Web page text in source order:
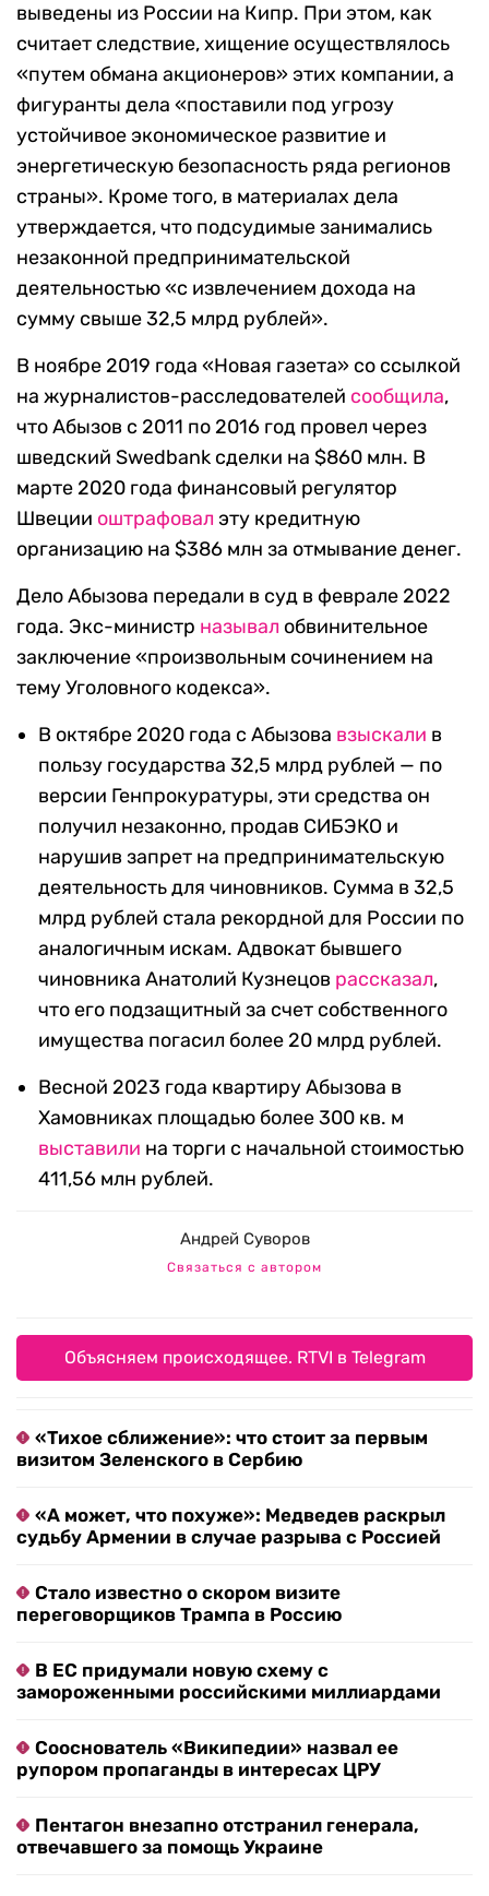
выведены из России на Кипр. При этом, как
считает следствие, хищение осуществлялось
«путем обмана акционеров» этих компании, а
фигуранты дела «поставили под угрозу
устойчивое экономическое развитие и
энергетическую безопасность ряда регионов
страны». Кроме того, в материалах дела
утверждается, что подсудимые занимались
незаконной предпринимательской
деятельностью «с извлечением дохода на
сумму свыше 32,5 млрд рублей».
В ноябре 2019 года «Новая газета» со ссылкой
на журналистов-расследователей сообщила,
что Абызов с 2011 по 2016 год провел через
шведский Swedbank сделки на $860 млн. В
марте 2020 года финансовый регулятор
Швеции оштрафовал эту кредитную
организацию на $386 млн за отмывание денег.
Дело Абызова передали в суд в феврале 2022
года. Экс-министр называл обвинительное
заключение «произвольным сочинением на
тему Уголовного кодекса».
В октябре 2020 года с Абызова взыскали в
пользу государства 32,5 млрд рублей — по
версии Генпрокуратуры, эти средства он
получил незаконно, продав СИБЭКО и
нарушив запрет на предпринимательскую
деятельность для чиновников. Сумма в 32,5
млрд рублей стала рекордной для России по
аналогичным искам. Адвокат бывшего
чиновника Анатолий Кузнецов рассказал,
что его подзащитный за счет собственного
имущества погасил более 20 млрд рублей.
Весной 2023 года квартиру Абызова в
Хамовниках площадью более 300 кв. м
выставили на торги с начальной стоимостью
411,56 млн рублей.
Андрей Суворов
Связаться с автором
Объясняем происходящее. RTVI в Telegram
«Тихое сближение»: что стоит за первым
визитом Зеленского в Сербию
«А может, что похуже»: Медведев раскрыл
судьбу Армении в случае разрыва с Россией
Стало известно о скором визите
переговорщиков Трампа в Россию
В ЕС придумали новую схему с
замороженными российскими миллиардами
Сооснователь «Википедии» назвал ее
рупором пропаганды в интересах ЦРУ
Пентагон внезапно отстранил генерала,
отвечавшего за помощь Украине